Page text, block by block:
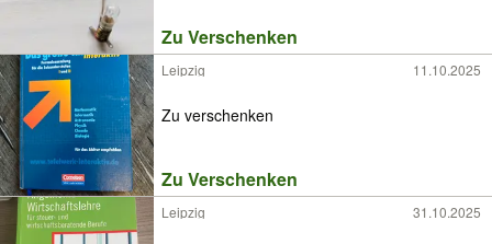
Zu Verschenken
Leipzig 11.10.2025
Zu verschenken
Zu Verschenken
Leipzig 31.10.2025